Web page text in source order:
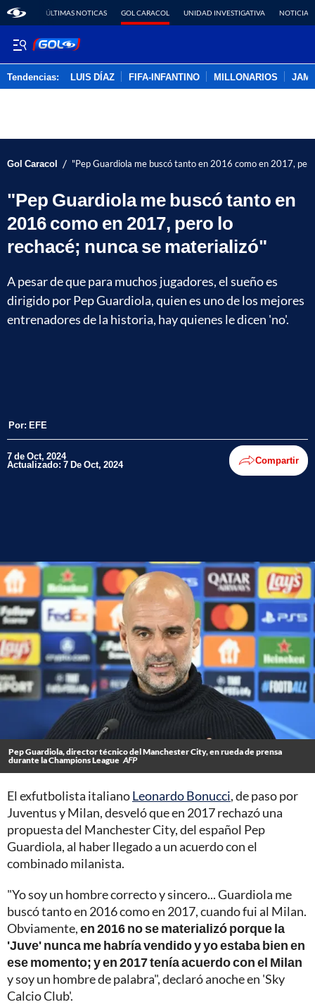
ÚLTIMAS NOTICAS GOL CARACOL UNIDAD INVESTIGATIVA NOTICIAS
Tendencias: LUIS DÍAZ FIFA-INFANTINO MILLONARIOS
Gol Caracol / "Pep Guardiola me buscó tanto en 2016 como en 2017,
"Pep Guardiola me buscó tanto en
2016 como en 2017, pero lo
rechacé; nunca se materializó"
A pesar de que para muchos jugadores, el sueño es
dirigido por Pep Guardiola, quien es uno de los mejores
entrenadores de la historia, hay quienes le dicen 'no'.
Por: EFE
7 de Oct, 2024
Actualizado: 7 De Oct, 2024 Compartir
Pep Guardiola, director técnico del Manchester City, en rueda de prensa
durante la Champions League AFP
El exfutbolista italianoLeonardo Bonucci, de paso por
Juventus y Milan, desveló que en 2017 rechazó una
propuesta del Manchester City, del español Pep
Guardiola, al haber llegado a un acuerdo con el
combinado milanista.
"Yo soy un hombre correcto y sincero... Guardiola me
buscó tanto en 2016 como en 2017, cuando fui al Milan.
Obviamente,en 2016 no se materializó porque la
'Juve' nunca me habría vendido y yo estaba bien en
ese momento; y en 2017 tenía acuerdo con el Milan
y soy un hombre de palabra", declaró anoche en 'Sky
Calcio Club'.